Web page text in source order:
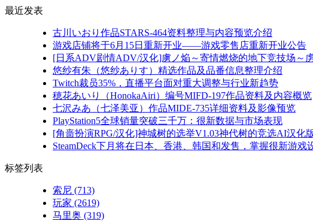
最近发表
古川いおり作品STARS-464资料整理与内容预览介绍
游戏店铺将于6月15日重新开业——游戏零售店重新开业公告
[日系ADV剧情ADV/汉化]虜ノ焔～寄情燃烧的地下竞技场～
悠纱有朱（悠纱ありす）精选作品及品番信息整理介绍
Twitch裁员35%，直播平台面对重大调整与行业新趋势
穂花あいり（HonokaAiri）编号MIFD-197作品资料及内容概览
七沢みあ（七泽美亚）作品MIDE-735详细资料及影像预览
PlayStation5全球销量突破三千万：很新数据与市场表现
[角啬扮演RPG/汉化]神城树的选举V1.03神代树的竞选AI汉化
SteamDeck下月将在日本、香港、韩国和发售，掌握很新游戏
标签列表
索尼 (713)
玩家 (2619)
马里奥 (319)